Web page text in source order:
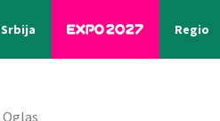
Srbija Region